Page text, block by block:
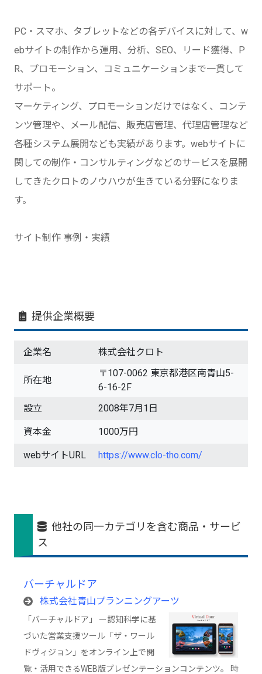
PC・スマホ、タブレットなどの各デバイスに対して、w
ebサイトの制作から運用、分析、SEO、リード獲得、P
R、プロモーション、コミュニケーションまで一貫して
サポート。
マーケティング、プロモーションだけではなく、コンテ
ンツ管理や、メール配信、販売店管理、代理店管理など
各種システム展開なども実績があります。webサイトに
関しての制作・コンサルティングなどのサービスを展開
してきたクロトのノウハウが生きている分野になりま
す。
サイト制作 事例・実績
提供企業概要
企業名 株式会社クロト
所在地
〒107-0062 東京都港区南青山5-
6-16-2F
設立
2008年7月1日
資本金 1000万円
webサイトURL https://www.clo-tho.com/
他社の同一カテゴリを含む商品・サービ
ス
バーチャルドア
株式会社青山プランニングアーツ
「バーチャルドア」 ー認知科学に基
づいた営業支援ツール「ザ・ワール
ドヴィジョン」をオンライン上で閲
覧・活用できるWEB版プレゼンテーションコンテンツ。 時